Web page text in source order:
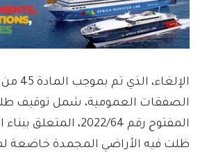
الإلغاء،
الصفقات العمومية، شمل توقيف
المفتوح رقم 2022/64،
ظلت فيه الأراضي المجمدة خاضعة